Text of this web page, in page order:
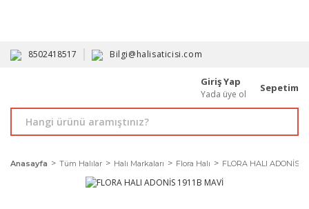
8502418517 Bilgi@halisaticisi.com
Giriş Yap
Yada üye ol
Sepetim
Anasayfa Tüm Halılar Halı Markaları Flora Halı FLORA HALI ADONİS